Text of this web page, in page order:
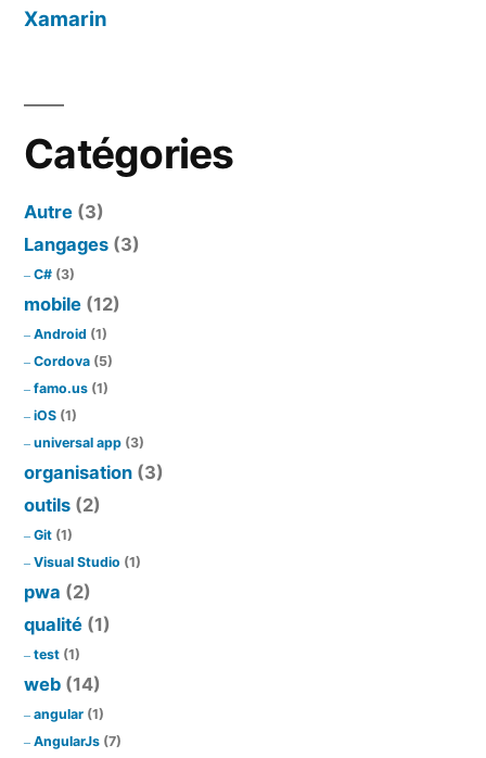
Xamarin
Catégories
Autre (3)
Langages (3)
C# (3)
mobile (12)
Android (1)
Cordova (5)
famo.us (1)
iOS (1)
universal app (3)
organisation (3)
outils (2)
Git (1)
Visual Studio (1)
pwa (2)
qualité (1)
test (1)
web (14)
angular (1)
AngularJs (7)